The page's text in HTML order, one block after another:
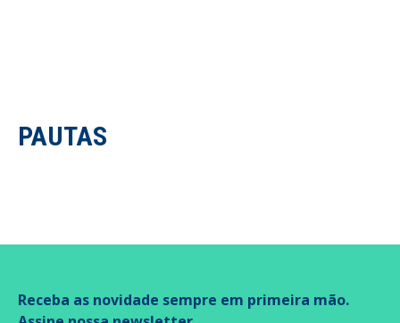
PAUTAS
Receba as novidade sempre em primeira mão.